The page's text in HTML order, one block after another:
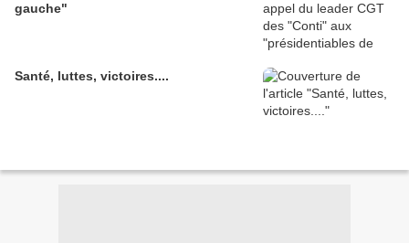
gauche"
Santé, luttes, victoires....